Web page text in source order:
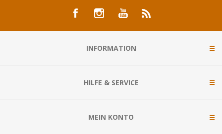
INFORMATION
HILFE & SERVICE
MEIN KONTO